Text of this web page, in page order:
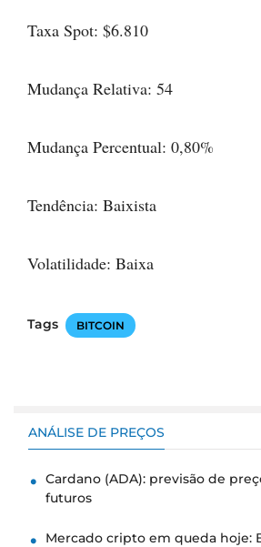
Taxa Spot: $6.810
Mudança Relativa: 54
Mudança Percentual: 0,80%
Tendência: Baixista
Volatilidade: Baixa
Tags BITCOIN
ANÁLISE DE PREÇOS
Cardano (ADA): previsão de
futuros
Mercado cripto em queda hoje: